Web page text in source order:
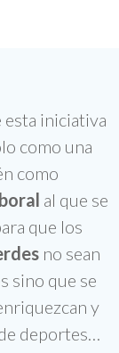
iniciativa
como una
como
al que se
que los
no sean
sino que se
y
deportes…